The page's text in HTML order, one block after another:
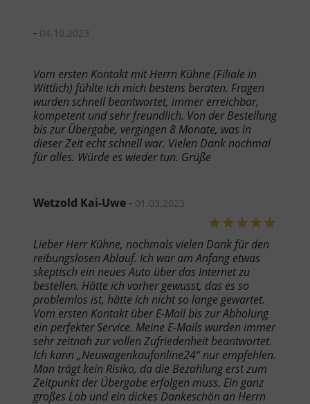
- 04.10.2023
Vom ersten Kontakt mit Herrn Kühne (Filiale in
Wittlich) fühlte ich mich bestens beraten. Fragen
wurden schnell beantwortet, immer erreichbar,
kompetent und sehr freundlich. Von der Bestellung
bis zur Übergabe, vergingen 8 Monate, was in
dieser Zeit echt schnell war. Vielen Dank nochmal
für alles. Würde es wieder tun. Grüße
Wetzold Kai-Uwe - 01.03.2023
Lieber Herr Kühne, nochmals vielen Dank für den
reibungslosen Ablauf. Ich war am Anfang etwas
skeptisch ein neues Auto über das Internet zu
bestellen. Hätte ich vorher gewusst, das es so
problemlos ist, hätte ich nicht so lange gewartet.
Vom ersten Kontakt über E-Mail bis zur Abholung
ein perfekter Service. Meine E-Mails wurden immer
sehr zeitnah zur vollen Zufriedenheit beantwortet.
Ich kann „Neuwagenkaufonline24“ nur empfehlen.
Man trägt kein Risiko, da die Bezahlung erst zum
Zeitpunkt der Übergabe erfolgen muss. Ein ganz
großes Lob und ein dickes Dankeschön an Herrn